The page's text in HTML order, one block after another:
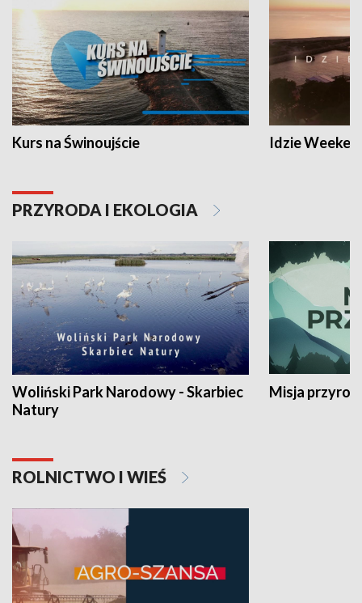
Kurs na Świnoujście Idzie
PRZYRODA I EKOLOGIA
Woliński Park Narodowy - Skarbiec
Natury
Misja
ROLNICTWO I WIEŚ